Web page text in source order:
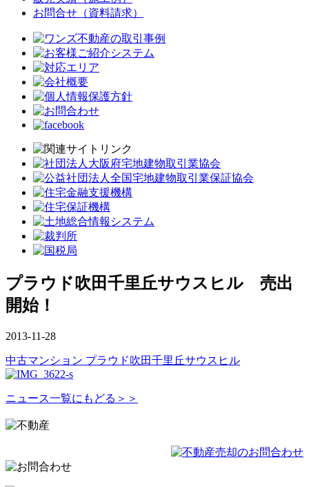
お問合せ（資料請求）
プラウド吹田千里丘サウスヒル 売出
開始！
2013-11-28
中古マンション プラウド吹田千里丘サウスヒル
ニュース一覧にもどる＞＞